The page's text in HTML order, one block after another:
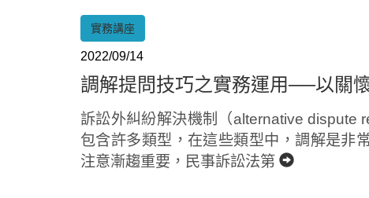
實務講座
2022/09/14
調解提問技巧之實務運用──以關
訴訟外糾紛解決機制（alternative dispute
包含許多類型，在這些類型中，調解是非
注意漸趨重要，民事訴訟法第